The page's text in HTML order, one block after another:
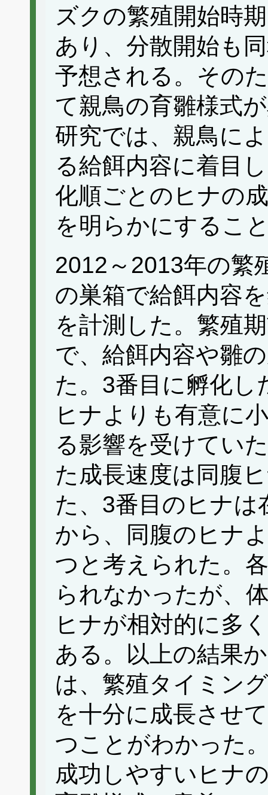
ズクの繁殖開始時
あり、分散開始も
予想される。その
て親鳥の育雛様式
研究では、親鳥に
る給餌内容に着目
化順ごとのヒナの
を明らかにするこ
2012～2013年の繁
の巣箱で給餌内容
を計測した。繁殖
で、給餌内容や雛
た。3番目に孵化し
ヒナよりも有意に
る影響を受けてい
た成長速度は同腹
た、3番目のヒナは
から、同腹のヒナ
つと考えられた。
られなかったが、
ヒナが相対的に多
ある。以上の結果
は、繁殖タイミン
を十分に成長させ
つことがわかった
成功しやすいヒナ